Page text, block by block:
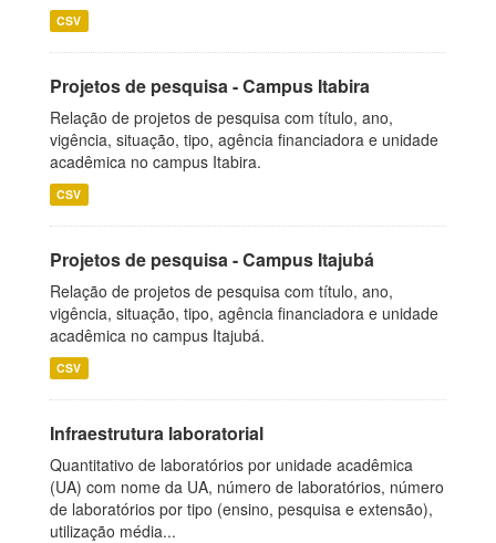
CSV
Projetos de pesquisa - Campus Itabira
Relação de projetos de pesquisa com título, ano,
vigência, situação, tipo, agência financiadora e unidade
acadêmica no campus Itabira.
CSV
Projetos de pesquisa - Campus Itajubá
Relação de projetos de pesquisa com título, ano,
vigência, situação, tipo, agência financiadora e unidade
acadêmica no campus Itajubá.
CSV
Infraestrutura laboratorial
Quantitativo de laboratórios por unidade acadêmica
(UA) com nome da UA, número de laboratórios, número
de laboratórios por tipo (ensino, pesquisa e extensão),
utilização média...